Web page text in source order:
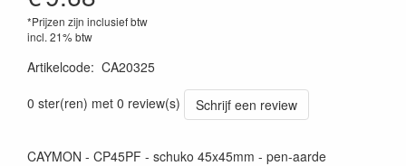
*Prijzen zijn inclusief btw
incl. 21% btw
Artikelcode: CA20325
0 ster(ren) met 0 review(s)
Schrijf een review
CAYMON - CP45PF - schuko 45x45mm - pen-aarde